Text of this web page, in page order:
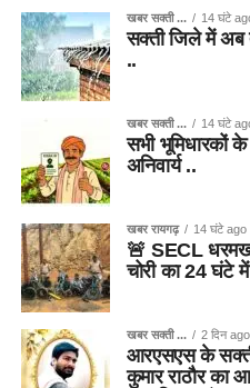
खबर सक्ती ... 14 घंटे
सक्ती जिले में अब
..
खबर सक्ती ... 14 घंटे
सभी भूमिधारकों के
अनिवार्य ..
खबर रायगढ़ 14 घंटे ago
🚨 SECL
चोरी का 24 घंटे
खबर सक्ती ... 2 दिन ago
आरएसएस के सक्ती
कुमार राठौर का